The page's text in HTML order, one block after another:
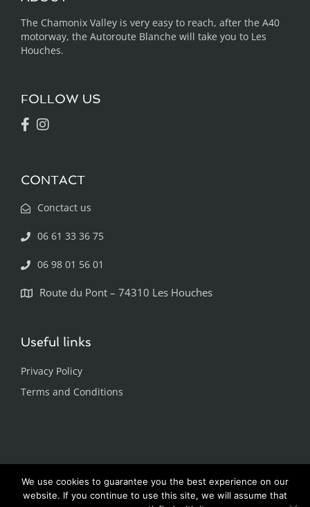
The Chamonix Valley is very easy to reach, after the A40
motorway, the Autoroute Blanche will take you to Les
Houches.
FOLLOW US
CONTACT
Conctact us
06 61 33 36 75
06 98 01 56 01
Route du Pont – 74310 Les Houches
Useful links
Privacy Policy
Terms and Conditions
We use cookies to guarantee you the best experience on our
website. If you continue to use this site, we will assume that